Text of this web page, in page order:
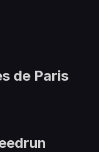
de Paris